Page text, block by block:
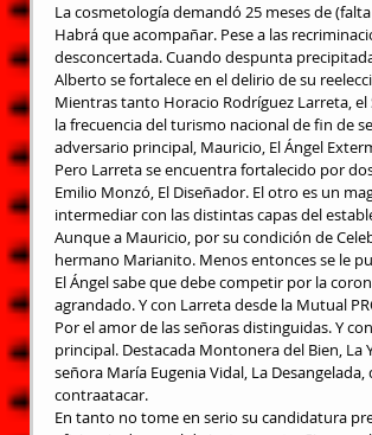
La cosmetología demandó 25 meses de
Habrá que acompañar. Pese a las
desconcertada. Cuando despunta
Alberto se fortalece en el delirio de su
Mientras tanto Horacio Rodríguez Larreta,
la frecuencia del turismo nacional de fin de
adversario principal, Mauricio, El Ángel
Pero Larreta se encuentra fortalecido por
Emilio Monzó, El Diseñador. El otro es un
intermediar con las distintas capas del
Aunque a Mauricio, por su condición de
hermano Marianito. Menos entonces se le
El Ángel sabe que debe competir por la
agrandado. Y con Larreta desde la Mutual
Por el amor de las señoras distinguidas. Y
principal. Destacada Montonera del Bien,
señora María Eugenia Vidal, La
contraatacar.
En tanto no tome en serio su candidatura